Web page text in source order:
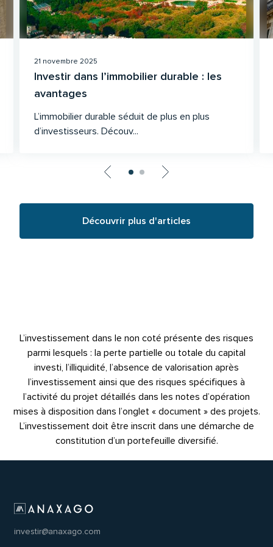
21 novembre 2025
Investir dans l’immobilier durable : les
avantages
L’immobilier durable séduit de plus en plus
d’investisseurs. Découv...
Découvrir plus d'articles
L’investissement dans le non coté présente des risques
parmi lesquels : la perte partielle ou totale du capital
investi, l’illiquidité, l’absence de valorisation après
l’investissement ainsi que des risques spécifiques à
l’activité du projet détaillés dans les notes d’opération
mises à disposition dans l’onglet « document » des projets.
L’investissement doit être inscrit dans une démarche de
constitution d’un portefeuille diversifié.
investir@anaxago.com